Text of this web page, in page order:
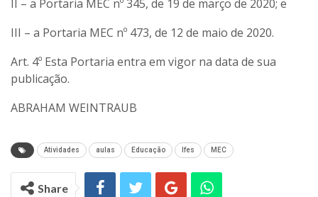
II – a Portaria MEC nº 345, de 19 de março de 2020; e
III – a Portaria MEC nº 473, de 12 de maio de 2020.
Art. 4º Esta Portaria entra em vigor na data de sua
publicação.
ABRAHAM WEINTRAUB
Atividades aulas Educação Ifes MEC
Share